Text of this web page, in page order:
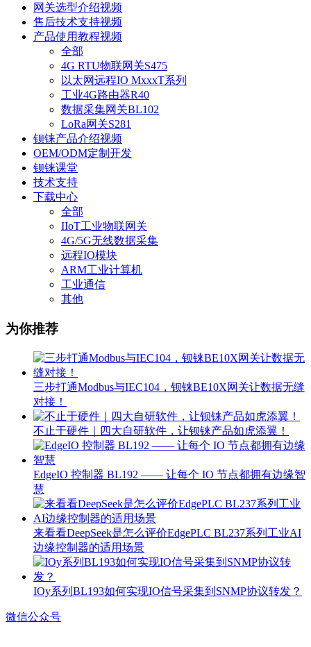
网关选型介绍视频
售后技术支持视频
产品使用教程视频
全部
4G RTU物联网关S475
以太网远程IO MxxxT系列
工业4G路由器R40
数据采集网关BL102
LoRa网关S281
钡铼产品介绍视频
OEM/ODM定制开发
钡铼课堂
技术支持
下载中心
全部
IIoT工业物联网关
4G/5G无线数据采集
远程IO模块
ARM工业计算机
工业通信
其他
为你推荐
三步打通Modbus与IEC104，钡铼BE10X网关让数据无缝
对接！
不止于硬件｜四大自研软件，让钡铼产品如虎添翼！
EdgeIO 控制器 BL192 —— 让每个 IO 节点都拥有边缘智
慧
来看看DeepSeek是怎么评价EdgePLC BL237系列工业AI
边缘控制器的适用场景
IOy系列BL193如何实现IO信号采集到SNMP协议转发？
微信公众号